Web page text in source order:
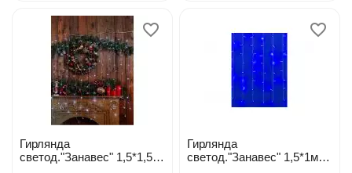
Гирлянда
светод."Занавес" 1,5*1,5м
Гирлянда
светод."Занавес" 1,5*1м